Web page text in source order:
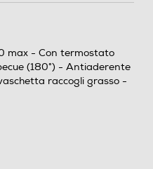
max - Con termostato
(180°) - Antiaderente
raccogli grasso -